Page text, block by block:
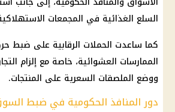
السلع الغذائية في المجمعات
كما ساعدت الحملات الرقابية على ضبط
الممارسات العشوائية، خاصة مع إلزام
ووضع الملصقات السعرية على المنتجات.
دور المنافذ الحكومية في ضبط